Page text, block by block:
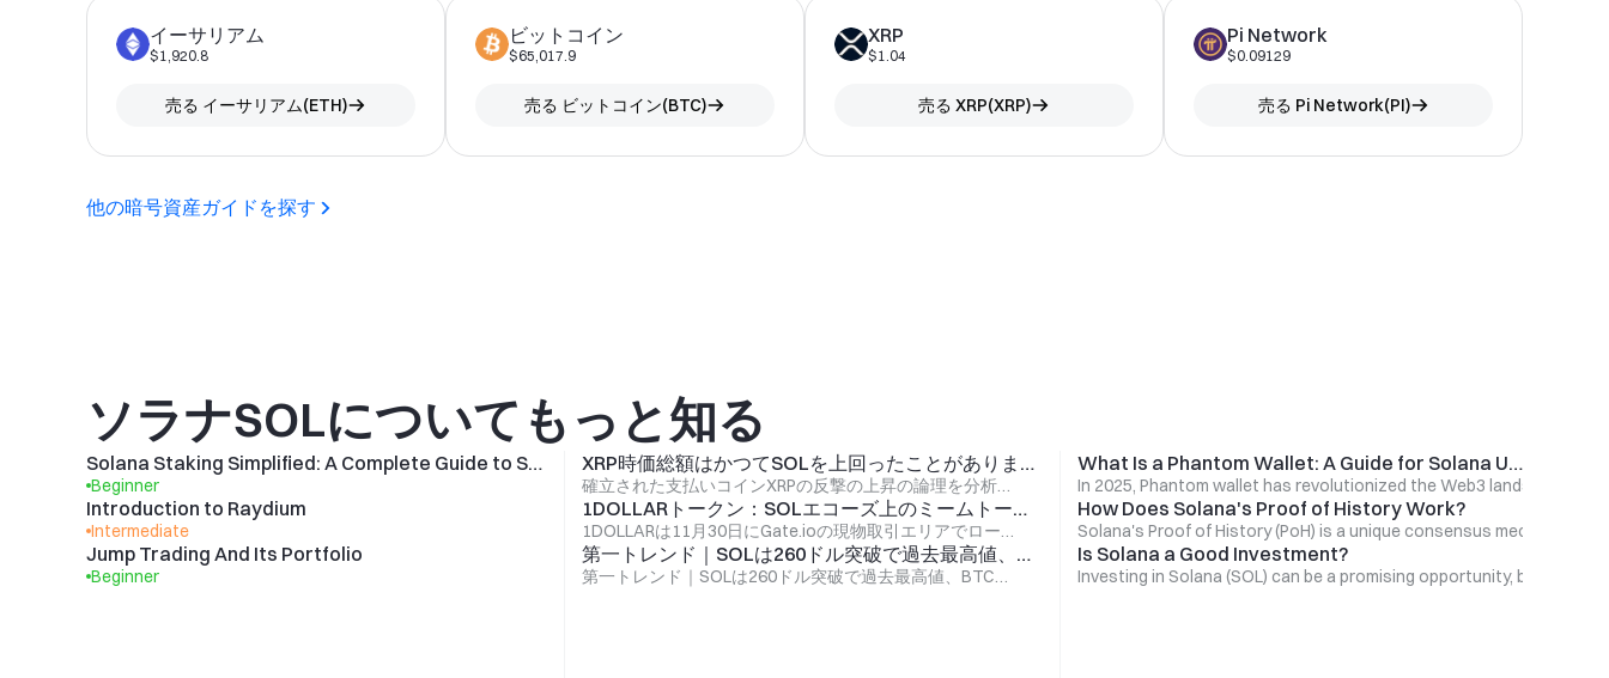
イーサリアム
$1,920.8
売る イーサリアム(ETH)
ビットコイン
$65,017.9
売る ビットコイン(BTC)
XRP
$1.04
売る XRP(XRP)
Pi Network
$0.09129
売る Pi Network(PI)
他の暗号資産ガイドを探す
ソラナSOLについてもっと知る
Solana Staking Simplified: A Complete Guide to SOL Staking
Beginner
Introduction to Raydium
Intermediate
Jump Trading And Its Portfolio
Beginner
XRP時価総額はかつてSOLを上回ったことがありましたが、何が起こったのでしょうか？
確立された支払いコインXRPの反撃の上昇の論理を分析する
1DOLLARトークン：SOLエコーズ上のミームトークン $1ビットコイン提案の反響
1DOLLARは11月30日にGate.ioの現物取引エリアでローンチされました。1DOLLARについて詳しくはクリックしてください。
第一トレンド｜SOLは260ドル突破で過去最高値、BTCは10万ドルまであと一歩
第一トレンド｜SOLは260ドル突破で過去最高値、BTCは10万ドルまであと一歩
What Is a Phantom Wallet: A Guide for Solana Users in 2025
In 2025, Phantom wallet has revolutionized the Web3 landscape,
How Does Solana's Proof of History Work?
Solana's Proof of History (PoH) is a unique consensus mechanism
Is Solana a Good Investment?
Investing in Solana (SOL) can be a promising opportunity, but it